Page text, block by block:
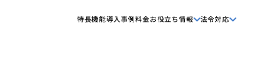
特長機能導入事例料金お役立ち情報 法令対応